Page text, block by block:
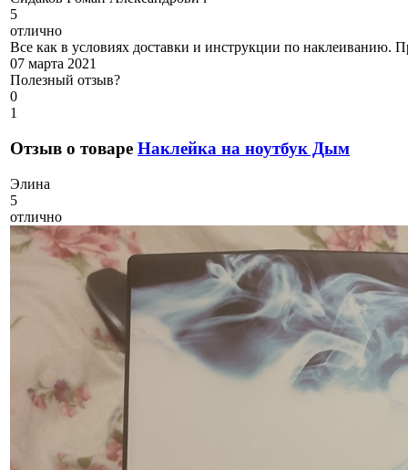
5
отлично
Все как в условиях доставки и инструкции по наклеиванию.
07 марта 2021
Полезный отзыв?
0
1
Отзыв о товаре Наклейка на ноутбук Дым
Элина
5
отлично